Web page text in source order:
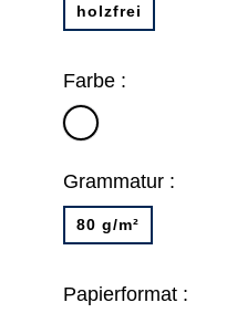
holzfrei
Farbe :
hochweiß
Grammatur :
80 g/m²
Papierformat :